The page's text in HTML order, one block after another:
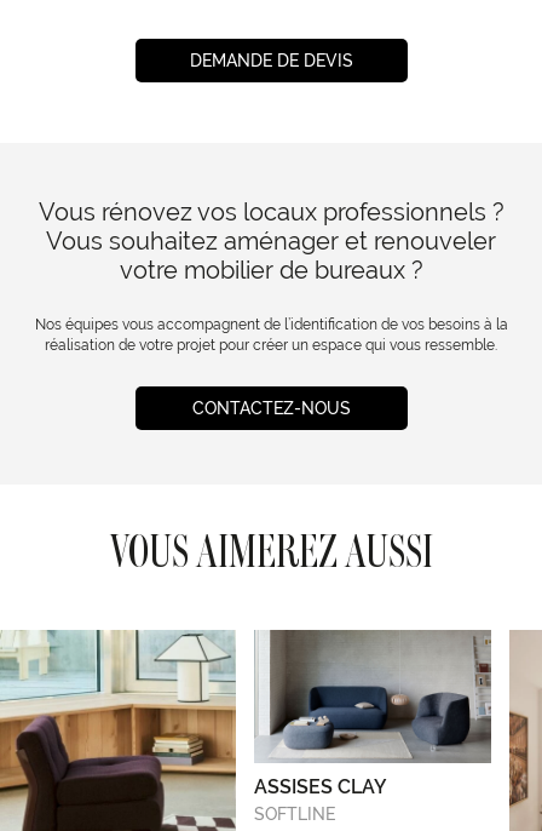
DEMANDE DE DEVIS
Vous rénovez vos locaux professionnels ?
Vous souhaitez aménager et renouveler
votre mobilier de bureaux ?
Nos équipes vous accompagnent de l’identification de vos besoins à la
réalisation de votre projet pour créer un espace qui vous ressemble.
CONTACTEZ-NOUS
VOUS AIMEREZ AUSSI
ASSISES CLAY
SOFTLINE